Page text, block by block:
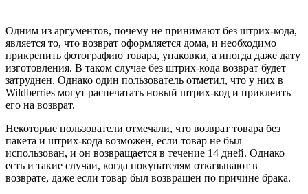
Одним из аргументов, почему не принимают без штрих-кода,
является то, что возврат оформляется дома, и необходимо
прикрепить фотографию товара, упаковки, а иногда даже дату
изготовления. В таком случае без штрих-кода возврат будет
затруднен. Однако один пользователь отметил, что у них в
Wildberries могут распечатать новый штрих-код и приклеить
его на возврат.
Некоторые пользователи отмечали, что возврат товара без
пакета и штрих-кода возможен, если товар не был
использован, и он возвращается в течение 14 дней. Однако
есть и такие случаи, когда покупателям отказывают в
возврате, даже если товар был возвращен по причине брака.